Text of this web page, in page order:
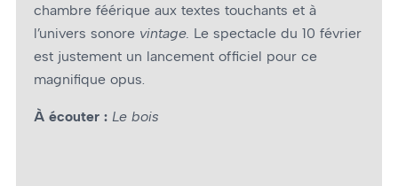
chambre féérique aux textes touchants et à
l’univers sonore vintage. Le spectacle du 10 février
est justement un lancement officiel pour ce
magnifique opus.
À écouter : Le bois